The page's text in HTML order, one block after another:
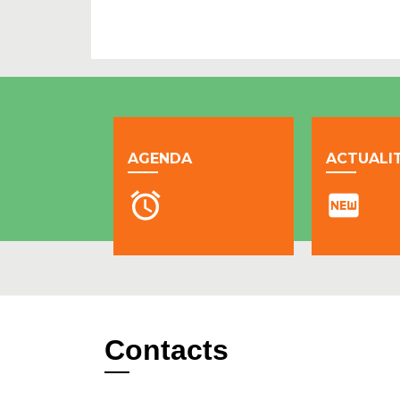
AGENDA
alarm fiber_new
Contacts